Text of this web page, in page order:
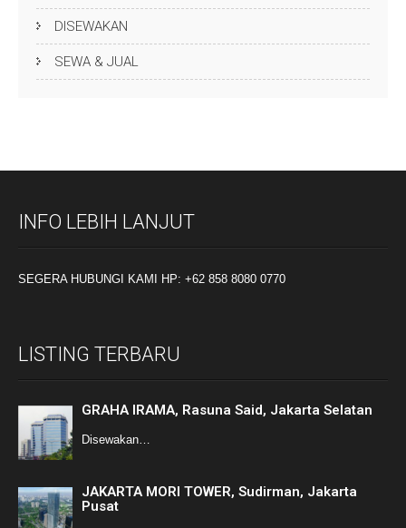
DISEWAKAN
SEWA & JUAL
INFO LEBIH LANJUT
SEGERA HUBUNGI KAMI HP: +62 858 8080 0770
LISTING TERBARU
GRAHA IRAMA, Rasuna Said, Jakarta Selatan
Disewakan…
JAKARTA MORI TOWER, Sudirman, Jakarta
Pusat